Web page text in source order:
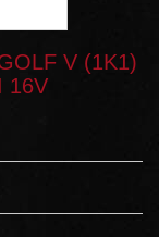
V (1K1)
16V